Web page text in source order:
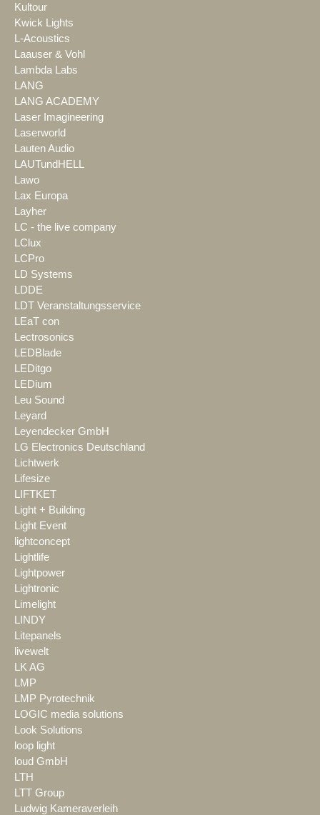
Kultour
Kwick Lights
L-Acoustics
Laauser & Vohl
Lambda Labs
LANG
LANG ACADEMY
Laser Imagineering
Laserworld
Lauten Audio
LAUTundHELL
Lawo
Lax Europa
Layher
LC - the live company
LClux
LCPro
LD Systems
LDDE
LDT Veranstaltungsservice
LEaT con
Lectrosonics
LEDBlade
LEDitgo
LEDium
Leu Sound
Leyard
Leyendecker GmbH
LG Electronics Deutschland
Lichtwerk
Lifesize
LIFTKET
Light + Building
Light Event
lightconcept
Lightlife
Lightpower
Lightronic
Limelight
LINDY
Litepanels
livewelt
LK AG
LMP
LMP Pyrotechnik
LOGIC media solutions
Look Solutions
loop light
loud GmbH
LTH
LTT Group
Ludwig Kameraverleih